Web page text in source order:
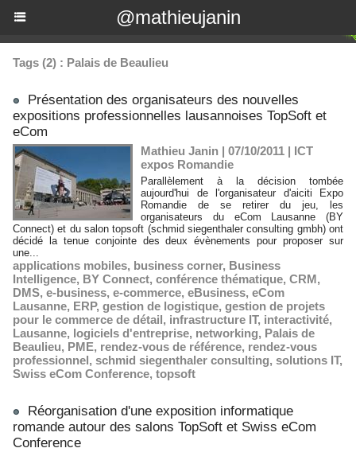
@mathieujanin
Tags (2) : Palais de Beaulieu
Présentation des organisateurs des nouvelles
expositions professionnelles lausannoises TopSoft et
eCom
Mathieu Janin | 07/10/2011 | ICT
expos Romandie
Parallèlement à la décision tombée
aujourd'hui de l'organisateur d'aiciti Expo
Romandie de se retirer du jeu, les
organisateurs du eCom Lausanne (BY
Connect) et du salon topsoft (schmid siegenthaler consulting gmbh) ont
décidé la tenue conjointe des deux évènements pour proposer sur
une...
applications mobiles, business corner, Business
Intelligence, BY Connect, conférence thématique, CRM,
DMS, e-business, e-commerce, eBusiness, eCom
Lausanne, ERP, gestion de logistique, gestion de projets
pour le commerce de détail, infrastructure IT, interactivité,
Lausanne, logiciels d'entreprise, networking, Palais de
Beaulieu, PME, rendez-vous de référence, rendez-vous
professionnel, schmid siegenthaler consulting, solutions IT,
Swiss eCom Conference, topsoft
Réorganisation d'une exposition informatique
romande autour des salons TopSoft et Swiss eCom
Conference